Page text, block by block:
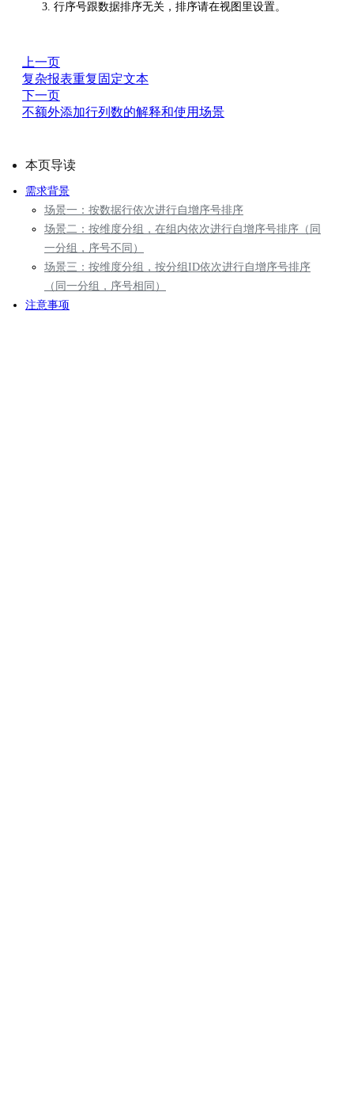
行序号跟数据排序无关，排序请在视图里设置。
上一页
复杂报表重复固定文本
下一页
不额外添加行列数的解释和使用场景
本页导读
需求背景
场景一：按数据行依次进行自增序号排序
场景二：按维度分组，在组内依次进行自增序号排序（同
一分组，序号不同）
场景三：按维度分组，按分组ID依次进行自增序号排序
（同一分组，序号相同）
注意事项